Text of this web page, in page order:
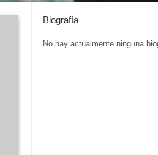
Biografía
No hay actualmente ninguna